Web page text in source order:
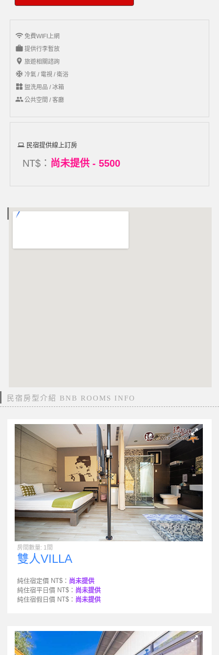
wifi 免費WIFI上網
work 提供行李暫放
add_location 旅遊相關諮詢
ac_unit 冷氣 / 電視 / 衛浴
widgets 盥洗用品 / 冰箱
group公共空間 / 客廳
民宿提供線上訂房
NT$： 尚未提供 - 5500
電子地圖 MAP
民宿房型介紹 BNB ROOMS INFO
房間數量: 1間
雙人VILLA
純住宿定價 NT$： 尚未提供
純住宿平日價 NT$： 尚未提供
純住宿假日價 NT$： 尚未提供